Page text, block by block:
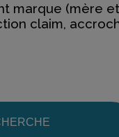
marque (mère et
claim,